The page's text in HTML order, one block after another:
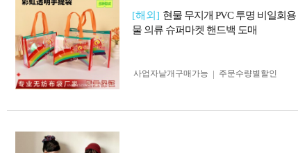
[해외] 현물 무지개 PVC 투명 비일회
물 의류 슈퍼마켓 핸드백 도매
사업자 낱개구매가능 주문수량별할인